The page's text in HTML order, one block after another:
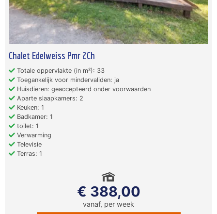
Chalet Edelweiss Pmr 2Ch
Totale oppervlakte (in m²): 33
Toegankelijk voor mindervaliden: ja
Huisdieren: geaccepteerd onder voorwaarden
Aparte slaapkamers: 2
Keuken: 1
Badkamer: 1
toilet: 1
Verwarming
Televisie
Terras: 1
€ 388,00
vanaf, per week